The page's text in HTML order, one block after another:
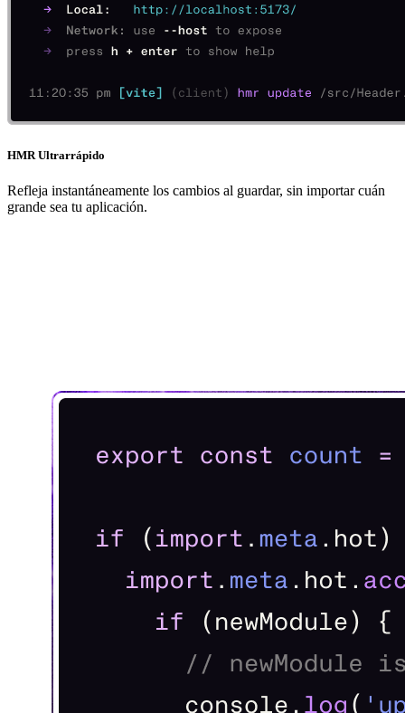
HMR Ultrarrápido
Refleja instantáneamente los cambios al guardar, sin importar cuán
grande sea tu aplicación.